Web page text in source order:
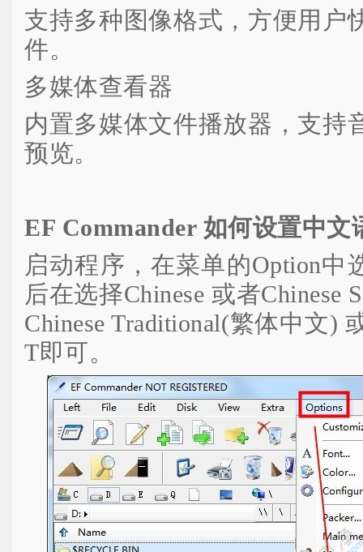
支持多种图像格式，方便用户
件。
多媒体查看器
内置多媒体文件播放器，支持
预览。
EF Commander 如何设置中文
启动程序，在菜单的Option中
后在选择Chinese 或者Chinese
Chinese Traditional(繁体中文)
T即可。